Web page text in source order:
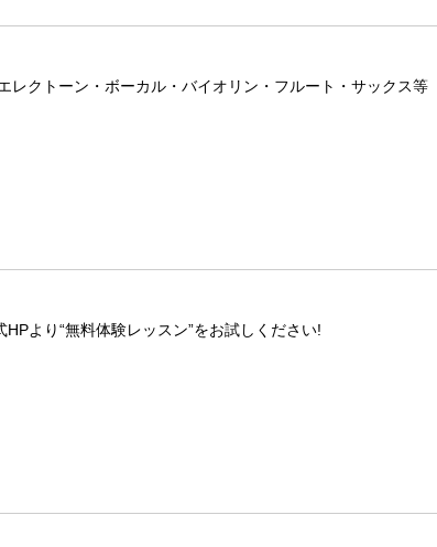
クトーン・ボーカル・バイオリン・フルート・サックス等
より“無料体験レッスン”をお試しください!